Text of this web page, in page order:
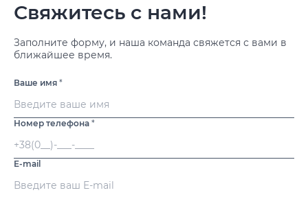
Свяжитесь с нами!
Заполните форму, и наша команда свяжется с вами в
ближайшее время.
Ваше имя *
Номер телефона *
E-mail